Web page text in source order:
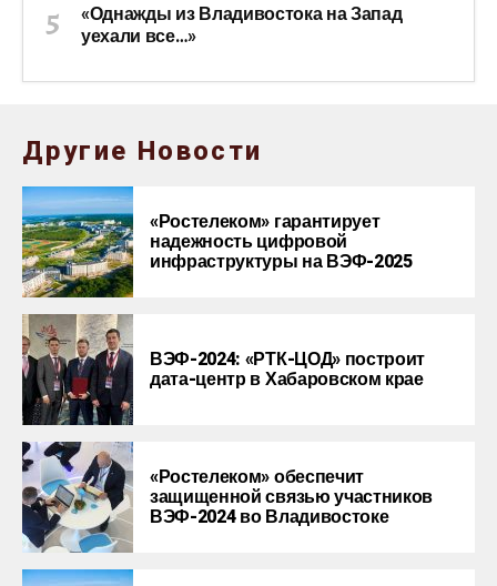
«Однажды из Владивостока на Запад
уехали все…»
Другие Новости
«Ростелеком» гарантирует
надежность цифровой
инфраструктуры на ВЭФ-2025
ВЭФ-2024: «РТК-ЦОД» построит
дата-центр в Хабаровском крае
«Ростелеком» обеспечит
защищенной связью участников
ВЭФ-2024 во Владивостоке